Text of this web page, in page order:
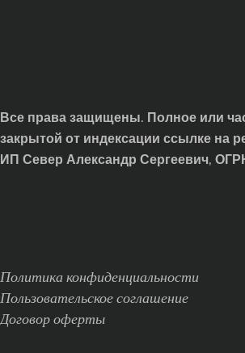
Все права защищены. Полное или
закрытой от индексации ссылке на
ИП Север Александр Сергеевич,
Политика конфиденциальности
Пользовательское соглашение
Договор оферты